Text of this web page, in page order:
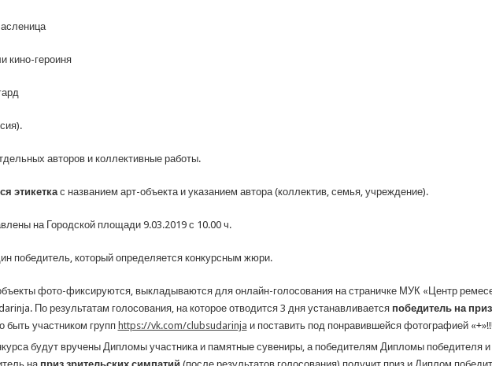
кино-героиня
авторов и коллективные работы.
этикеткас названием арт-объекта и указанием автора (коллектив, семья, учреждение).
на Городской площади 9.03.2019 с 10.00 ч.
победитель, который определяется конкурсным жюри.
фото-фиксируются, выкладываются для онлайн-голосования на страничке МУК «Центр
По результатам голосования, на которое отводится 3 дня устанавливается победитель на
быть участником групп https://vk.com/clubsudarinja и поставить под понравившейся фотографией
будут вручены Дипломы участника и памятные сувениры, а победителям Дипломы победителя